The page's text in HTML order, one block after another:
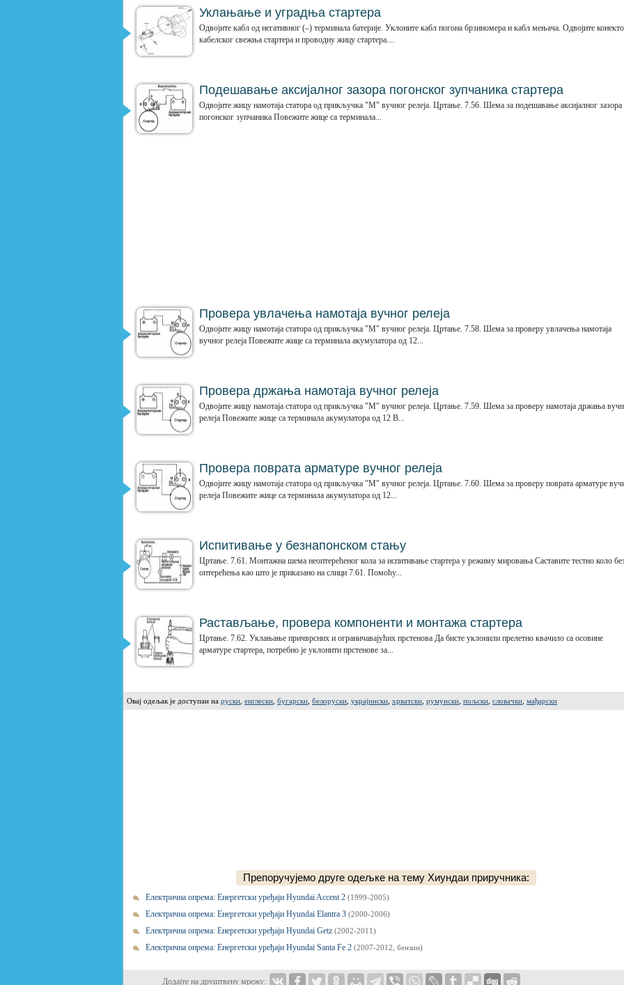
Уклањање и уградња стартера
Одвојите кабл од негативног (–) терминала батерије. Уклоните кабл погона брзиномера и кабл мењача. Одвојите
кабелског свежња стартера и проводну жицу стартера....
Подешавање аксијалног зазора погонског зупчаника стартера
Одвојите жицу намотаја статора од прикључка "М" вучног релеја. Цртање. 7.56. Шема за подешавање аксијалног зазора
погонског зупчаника Повежите жице са терминала...
Провера увлачења намотаја вучног релеја
Одвојите жицу намотаја статора од прикључка "М" вучног релеја. Цртање. 7.58. Шема за проверу увлачења намотаја
вучног релеја Повежите жице са терминала акумулатора од 12...
Провера држања намотаја вучног релеја
Одвојите жицу намотаја статора од прикључка "М" вучног релеја. Цртање. 7.59. Шема за проверу намотаја држања
релеја Повежите жице са терминала акумулатора од 12 В...
Провера поврата арматуре вучног релеја
Одвојите жицу намотаја статора од прикључка "М" вучног релеја. Цртање. 7.60. Шема за проверу поврата арматуре
релеја Повежите жице са терминала акумулатора од 12...
Испитивање у безнапонском стању
Цртање. 7.61. Монтажна шема неоптерећеног кола за испитивање стартера у режиму мировања Саставите тестно коло
оптерећења као што је приказано на слици 7.61. Помоћу...
Растављање, провера компоненти и монтажа стартера
Цртање. 7.62. Уклањање причврсних и ограничавајућих прстенова Да бисте уклонили прелетно квачило са осовине
арматуре стартера, потребно је уклонити прстенове за...
Овај одељак је доступан на руски енглески бугарски белоруски украјински хрватски румунски пољски словачки мађарски
Препоручујемо друге одељке на тему Хиундаи приручника:
Електрична опрема: Енергетски уређаји Hyundai Accent 2 (1999-2005)
Електрична опрема: Енергетски уређаји Hyundai Elantra 3 (2000-2006)
Електрична опрема: Енергетски уређаји Hyundai Getz (2002-2011)
Електрична опрема: Енергетски уређаји Hyundai Santa Fe 2 (2007-2012, бензин)
Додајте на друштвену мрежу: